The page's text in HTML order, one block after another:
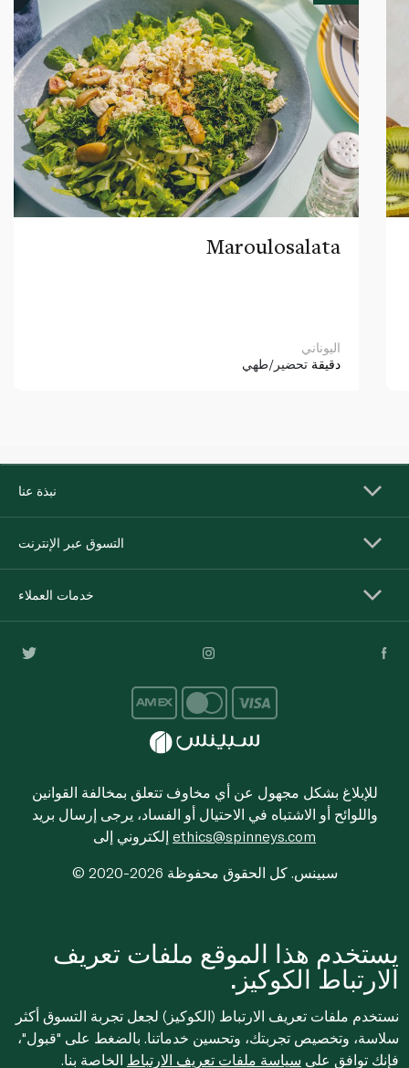
Maroulosalata
اليوناني
دقيقة تحضير/طهي
نبذة عنا
التسوق عبر الإنترنت
خدمات العملاء
للإبلاغ بشكل مجهول عن أي مخاوف تتعلق بمخالفة القوانين
واللوائح أو الاشتباه في الاحتيال أو الفساد، يرجى إرسال بريد
ethics@spinneys.com
© 2020-2026 سبينس. كل الحقوق محفوظة
يستخدم هذا الموقع ملفات تعريف
الارتباط الكوكيز.
نستخدم ملفات تعريف الارتباط (الكوكيز) لجعل تجربة التسوق أكثر
سلاسة، وتخصيص تجربتك، وتحسين خدماتنا. بالضغط على "قبول"،
فإنك توافق على سياسة ملفات تعريف الارتباط الخاصة بنا.